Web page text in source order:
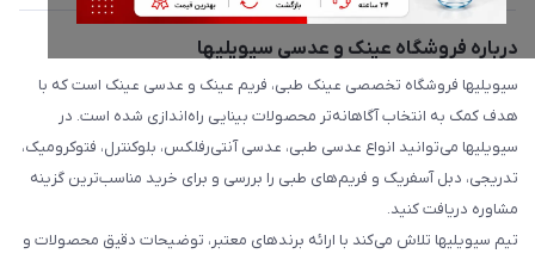
درباره فروشگاه عینک و عدسی سیویلیها
سیویلیها فروشگاه تخصصی عینک طبی، فریم عینک و عدسی عینک است که با
هدف کمک به انتخاب آگاهانه‌تر محصولات بینایی راه‌اندازی شده است. در
سیویلیها می‌توانید انواع عدسی طبی، عدسی آنتی‌رفلکس، بلوکنترل، فتوکرومیک،
تدریجی، دبل آسفریک و فریم‌های طبی را بررسی و برای خرید مناسب‌ترین گزینه
مشاوره دریافت کنید.
تیم سیویلیها تلاش می‌کند با ارائه برندهای معتبر، توضیحات دقیق محصولات و